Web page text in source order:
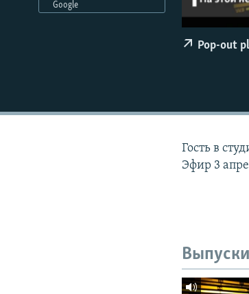
РАСПИСАНИЕ ВЕЩАНИЯ
Pop-out
Google
Гость в
Эфир 3
Выпуски